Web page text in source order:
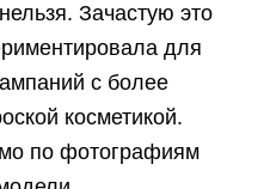
Зачастую это
для
с более
косметикой.
по фотографиям